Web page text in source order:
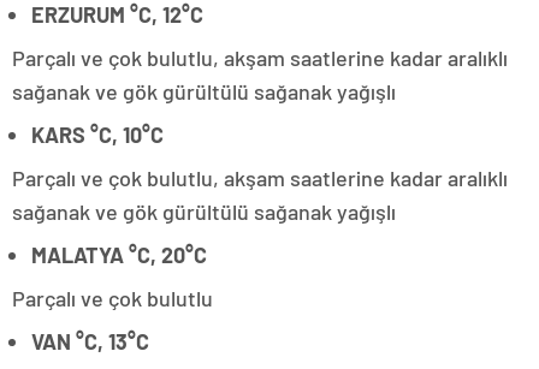
ERZURUM °C, 12°C
Parçalı ve çok bulutlu, akşam saatlerine kadar aralıklı
sağanak ve gök gürültülü sağanak yağışlı
KARS °C, 10°C
Parçalı ve çok bulutlu, akşam saatlerine kadar aralıklı
sağanak ve gök gürültülü sağanak yağışlı
MALATYA °C, 20°C
Parçalı ve çok bulutlu
VAN °C, 13°C